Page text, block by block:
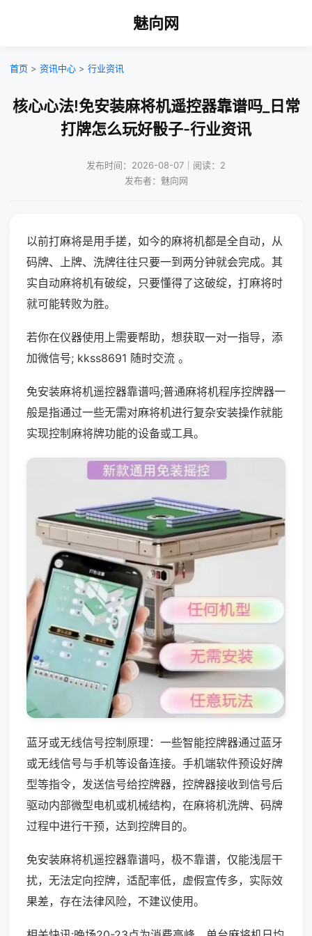
魅向网
首页 > 资讯中心 > 行业资讯
核心心法!免安装麻将机遥控器靠谱吗_日常
打牌怎么玩好骰子-行业资讯
发布时间：2026-08-07｜阅读：2
发布者：魅向网
以前打麻将是用手搓，如今的麻将机都是全自动，从
码牌、上牌、洗牌往往只要一到两分钟就会完成。其
实自动麻将机有破绽，只要懂得了这破绽，打麻将时
就可能转败为胜。
若你在仪器使用上需要帮助，想获取一对一指导，添
加微信号; kkss8691 随时交流 。
免安装麻将机遥控器靠谱吗;普通麻将机程序控牌器一
般是指通过一些无需对麻将机进行复杂安装操作就能
实现控制麻将牌功能的设备或工具。
蓝牙或无线信号控制原理：一些智能控牌器通过蓝牙
或无线信号与手机等设备连接。手机端软件预设好牌
型等指令，发送信号给控牌器，控牌器接收到信号后
驱动内部微型电机或机械结构，在麻将机洗牌、码牌
过程中进行干预，达到控牌目的。
免安装麻将机遥控器靠谱吗，极不靠谱，仅能浅层干
扰，无法定向控牌，适配率低，虚假宣传多，实际效
果差，存在法律风险，不建议使用。